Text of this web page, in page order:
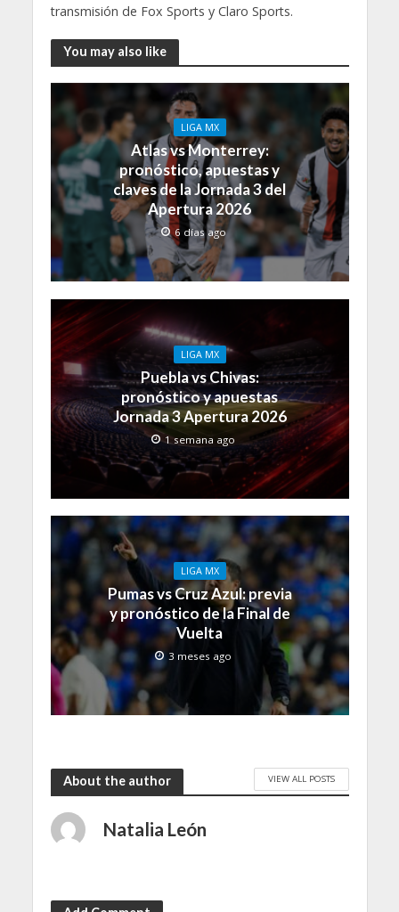
transmisión de Fox Sports y Claro Sports.
You may also like
LIGA MX
Atlas vs Monterrey:
pronóstico, apuestas y
claves de la Jornada 3 del
Apertura 2026
6 días ago
LIGA MX
Puebla vs Chivas:
pronóstico y apuestas
Jornada 3 Apertura 2026
1 semana ago
LIGA MX
Pumas vs Cruz Azul: previa
y pronóstico de la Final de
Vuelta
3 meses ago
About the author VIEW ALL POSTS
Natalia León